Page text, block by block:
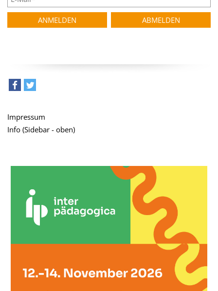
Impressum
Info (Sidebar - oben)